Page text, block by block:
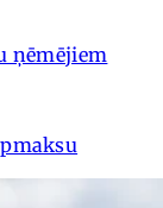
ņēmējiem